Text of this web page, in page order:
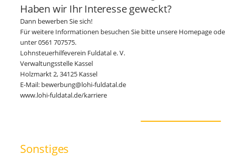
Haben wir Ihr Interesse geweckt?
Dann bewerben Sie sich!
Für weitere Informationen besuchen Sie bitte unsere Homepage
unter 0561 707575.
Lohnsteuerhilfeverein Fuldatal e. V.
Verwaltungsstelle Kassel
Holzmarkt 2, 34125 Kassel
E-Mail: bewerbung@lohi-fuldatal.de
www.lohi-fuldatal.de/karriere
Sonstiges